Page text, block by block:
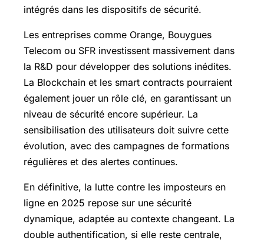
intégrés dans les dispositifs de sécurité.
Les entreprises comme Orange, Bouygues
Telecom ou SFR investissent massivement dans
la R&D pour développer des solutions inédites.
La Blockchain et les smart contracts pourraient
également jouer un rôle clé, en garantissant un
niveau de sécurité encore supérieur. La
sensibilisation des utilisateurs doit suivre cette
évolution, avec des campagnes de formations
régulières et des alertes continues.
En définitive, la lutte contre les imposteurs en
ligne en 2025 repose sur une sécurité
dynamique, adaptée au contexte changeant. La
double authentification, si elle reste centrale,